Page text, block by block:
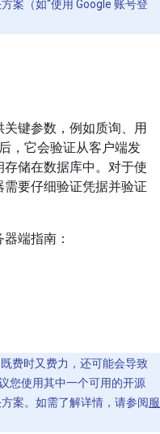
案（如“使用 Google 账号登
键参数，例如质询、用
，它会验证从客户端发
储在数据库中。对于使
要仔细验证凭据并验证
端指南：
费时又费力，还可能会导致
您使用其中一个可用的开源
案。如需了解详情，请参阅服